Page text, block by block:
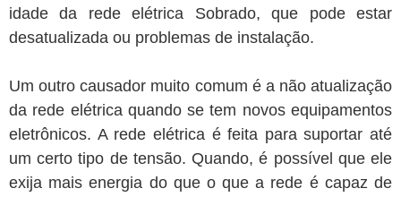
idade da rede elétrica Sobrado, que pode estar
desatualizada ou problemas de instalação.
Um outro causador muito comum é a não atualização
da rede elétrica quando se tem novos equipamentos
eletrônicos. A rede elétrica é feita para suportar até
um certo tipo de tensão. Quando, é possível que ele
exija mais energia do que o que a rede é capaz de